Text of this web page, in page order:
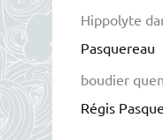
Hippolyte
Pasquereau
boudier
Régis